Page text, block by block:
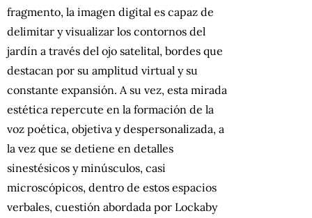
fragmento, la imagen digital es capaz de
delimitar y visualizar los contornos del
jardín a través del ojo satelital, bordes que
destacan por su amplitud virtual y su
constante expansión. A su vez, esta mirada
estética repercute en la formación de la
voz poética, objetiva y despersonalizada, a
la vez que se detiene en detalles
sinestésicos y minúsculos, casi
microscópicos, dentro de estos espacios
verbales, cuestión abordada por Lockaby